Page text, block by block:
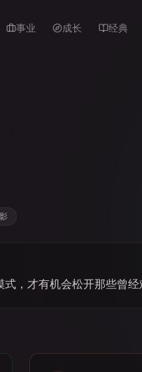
事业 成长 经典
，才有机会松开那些曾经